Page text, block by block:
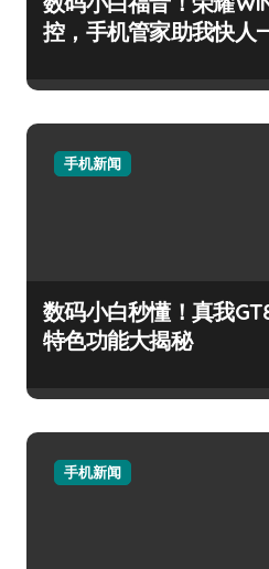
控，手机管家助我快人
手机新闻
数码小白秒懂！真我
特色功能大揭秘
手机新闻